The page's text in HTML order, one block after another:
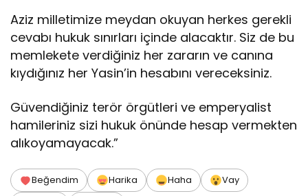
Aziz milletimize meydan okuyan herkes gerekli
cevabı hukuk sınırları içinde alacaktır. Siz de bu
memlekete verdiğiniz her zararın ve canına
kıydığınız her Yasin’in hesabını vereceksiniz.
Güvendiğiniz terör örgütleri ve emperyalist
hamileriniz sizi hukuk önünde hesap vermekten
alıkoyamayacak.”
Beğendim Harika Haha
Vay